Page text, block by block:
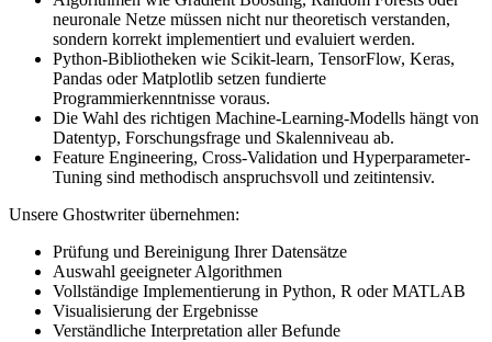
neuronale Netze müssen nicht nur theoretisch verstanden,
sondern korrekt implementiert und evaluiert werden.
Python-Bibliotheken wie Scikit-learn, TensorFlow, Keras,
Pandas oder Matplotlib setzen fundierte
Programmierkenntnisse voraus.
Die Wahl des richtigen Machine-Learning-Modells hängt von
Datentyp, Forschungsfrage und Skalenniveau ab.
Feature Engineering, Cross-Validation und Hyperparameter-
Tuning sind methodisch anspruchsvoll und zeitintensiv.
Unsere Ghostwriter übernehmen:
Prüfung und Bereinigung Ihrer Datensätze
Auswahl geeigneter Algorithmen
Vollständige Implementierung in Python, R oder MATLAB
Visualisierung der Ergebnisse
Verständliche Interpretation aller Befunde